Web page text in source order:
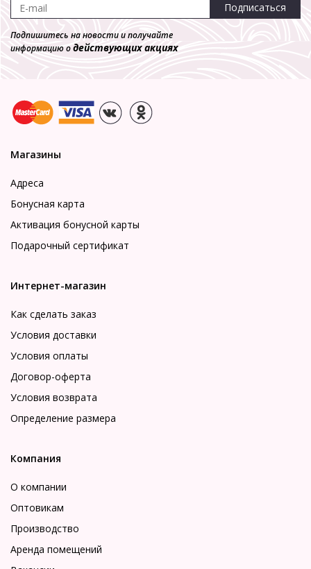
Подписаться
Подпишитесь на новости и получайте
информацию одействующих акциях
Магазины
Адреса
Бонусная карта
Активация бонусной карты
Подарочный сертификат
Интернет-магазин
Как сделать заказ
Условия доставки
Условия оплаты
Договор-оферта
Условия возврата
Определение размера
Компания
О компании
Оптовикам
Производство
Аренда помещений